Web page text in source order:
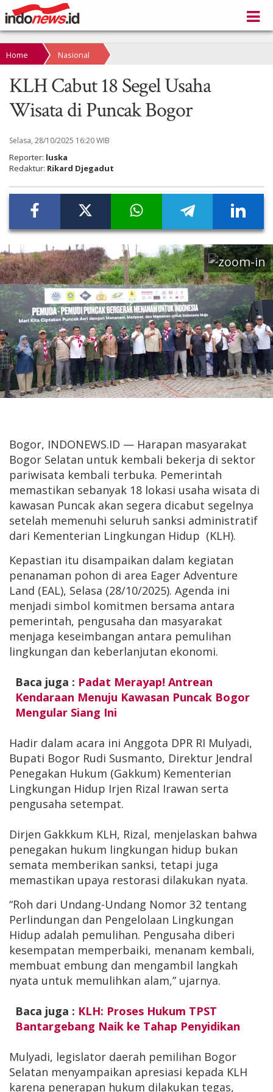
Home Nasional
KLH Cabut 18 Segel Usaha
Wisata di Puncak Bogor
Selasa, 28/10/2025 16:20 WIB
Reporter: luska
Redaktur: Rikard Djegadut
Bogor, INDONEWS.ID — Harapan masyarakat
Bogor Selatan untuk kembali bekerja di sektor
pariwisata kembali terbuka. Pemerintah
memastikan sebanyak 18 lokasi usaha wisata di
kawasan Puncak akan segera dicabut segelnya
setelah memenuhi seluruh sanksi administratif
dari Kementerian Lingkungan Hidup (KLH).
Kepastian itu disampaikan dalam kegiatan
penanaman pohon di area Eager Adventure
Land (EAL), Selasa (28/10/2025). Agenda ini
menjadi simbol komitmen bersama antara
pemerintah, pengusaha dan masyarakat
menjaga keseimbangan antara pemulihan
lingkungan dan keberlanjutan ekonomi.
Baca juga : Padat Merayap! Antrean
Kendaraan Menuju Kawasan Puncak Bogor
Mengular Siang Ini
Hadir dalam acara ini Anggota DPR RI Mulyadi,
Bupati Bogor Rudi Susmanto, Direktur Jendral
Penegakan Hukum (Gakkum) Kementerian
Lingkungan Hidup Irjen Rizal Irawan serta
pengusaha setempat.
Dirjen Gakkkum KLH, Rizal, menjelaskan bahwa
penegakan hukum lingkungan hidup bukan
semata memberikan sanksi, tetapi juga
memastikan upaya restorasi dilakukan nyata.
“Roh dari Undang-Undang Nomor 32 tentang
Perlindungan dan Pengelolaan Lingkungan
Hidup adalah pemulihan. Pengusaha diberi
kesempatan memperbaiki, menanam kembali,
membuat embung dan mengambil langkah
nyata untuk memulihkan alam,” ujarnya.
Baca juga : KLH: Proses Hukum TPST
Bantargebang Naik ke Tahap Penyidikan
Mulyadi, legislator daerah pemilihan Bogor
Selatan menyampaikan apresiasi kepada KLH
karena penerapan hukum dilakukan tegas,